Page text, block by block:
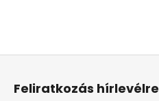
Feliratkozás hírlevélre